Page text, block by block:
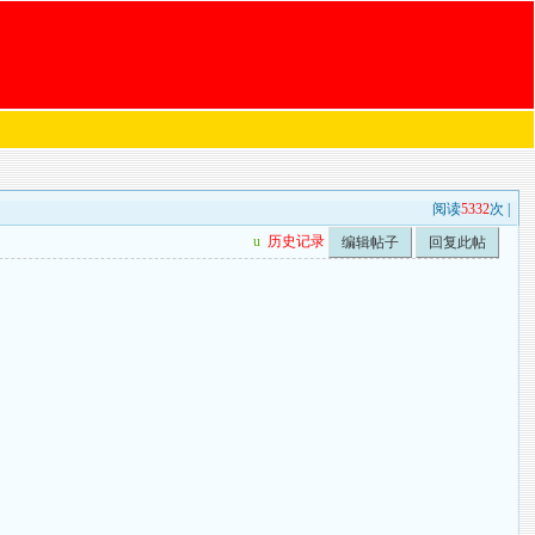
阅读5332次 |
u 历史记录 编辑帖子 回复此帖